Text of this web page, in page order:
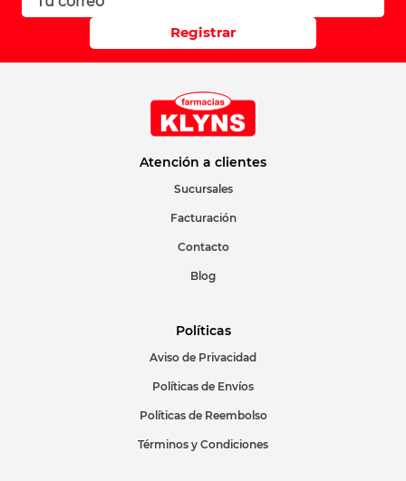
Registrar
Atención a clientes
Sucursales
Facturación
Contacto
Blog
Políticas
Aviso de Privacidad
Políticas de Envíos
Políticas de Reembolso
Términos y Condiciones